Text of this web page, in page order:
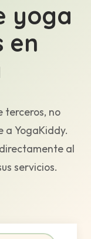
yoga
en
terceros, no
YogaKiddy.
al
servicios.